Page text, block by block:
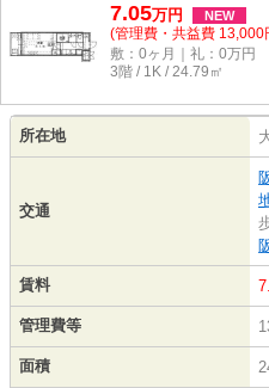
7.05万円 NEW
(管理費・共益費 13,000
敷：0ヶ月｜礼：0万円
3階 / 1K / 24.79㎡
所在地
交通
賃料
管理費等
面積